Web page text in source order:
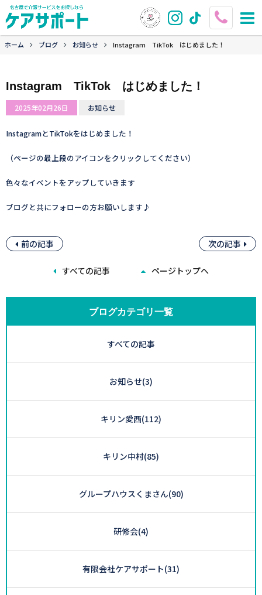
ホーム ブログ お知らせ Instagram TikTok はじめました！
Instagram TikTok はじめました！
2025年02月26日 お知らせ
InstagramとTikTokをはじめました！
（ページの最上段のアイコンをクリックしてください）
色々なイベントをアップしていきます
ブログと共にフォローの方お願いします♪
前の記事 次の記事
すべての記事 ページトップへ
ブログカテゴリ一覧
すべての記事
お知らせ(3)
キリン愛西(112)
キリン中村(85)
グループハウスくまさん(90)
研修会(4)
有限会社ケアサポート(31)